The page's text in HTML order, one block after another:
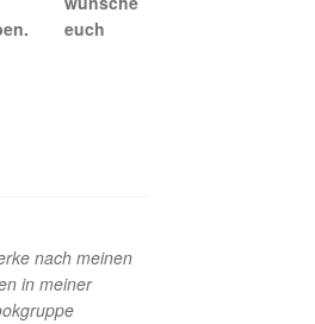
nach meinen
in meiner